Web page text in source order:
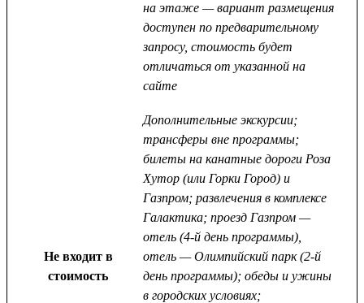
на этаже — вариант размещения
доступен по предварительному
запросу, стоимость будет
отличаться от указанной на
сайте
Не входит в
стоимость
Дополнительные экскурсии;
трансферы вне программы;
билеты на канатные дороги Роза
Хутор (или Горки Город) и
Газпром; развлечения в комплексе
Галактика; проезд Газпром —
отель (4-й день программы),
отель — Олимпийский парк (2-й
день программы); обеды и ужины
в городских условиях;